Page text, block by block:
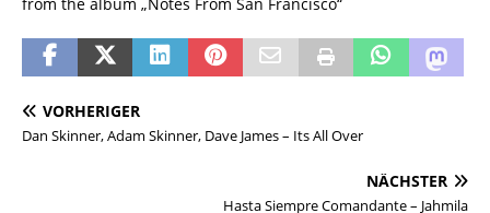
VORHERIGER
Dan Skinner, Adam Skinner, Dave James – Its All Over
NÄCHSTER
Hasta Siempre Comandante – Jahmila